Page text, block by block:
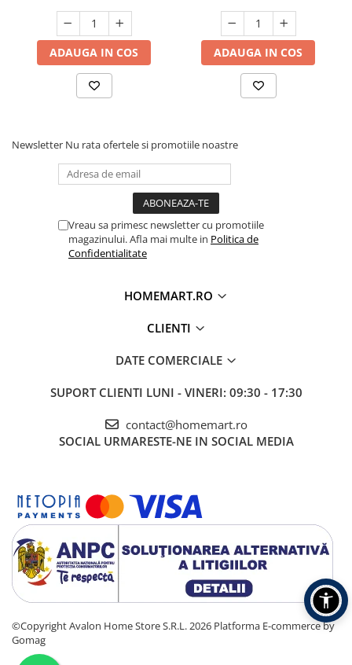
ADAUGA IN COS ADAUGA IN COS
Newsletter Nu rata ofertele si promotiile noastre
Vreau sa primesc newsletter cu promotiile
magazinului. Afla mai multe in Politica de
Confidentialitate
HOMEMART.RO
CLIENTI
DATE COMERCIALE
SUPORT CLIENTI LUNI - VINERI: 09:30 - 17:30
contact@homemart.ro
SOCIAL URMARESTE-NE IN SOCIAL MEDIA
©Copyright Avalon Home Store S.R.L. 2026 Platforma E-commerce by
Gomag